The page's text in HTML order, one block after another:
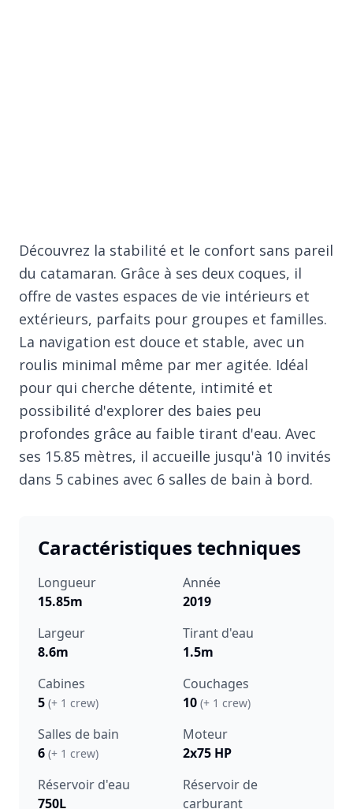
Découvrez la stabilité et le confort sans pareil
du catamaran. Grâce à ses deux coques, il
offre de vastes espaces de vie intérieurs et
extérieurs, parfaits pour groupes et familles.
La navigation est douce et stable, avec un
roulis minimal même par mer agitée. Idéal
pour qui cherche détente, intimité et
possibilité d'explorer des baies peu
profondes grâce au faible tirant d'eau. Avec
ses 15.85 mètres, il accueille jusqu'à 10 invités
dans 5 cabines avec 6 salles de bain à bord.
Caractéristiques techniques
Longueur
15.85m
Année
2019
Largeur
8.6m
Tirant d'eau
1.5m
Cabines
5 (+ 1 crew)
Couchages
10 (+ 1 crew)
Salles de bain
6 (+ 1 crew)
Moteur
2x75 HP
Réservoir d'eau
750L
Réservoir de
carburant